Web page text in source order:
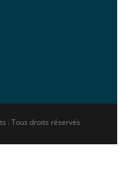
. Tous droits réservés